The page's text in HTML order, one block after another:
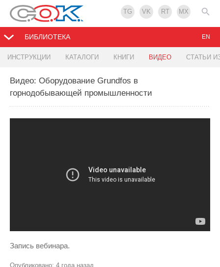
TG VK RT MX
БИБЛИОТЕКА
ИНСТРУКЦИИ КАТАЛОГИ КНИГИ ВИДЕО СТАТЬИ
EN
Видео: Оборудование Grundfos в
горнодобывающей промышленности
Запись вебинара.
Опубликовано: 4 года назад